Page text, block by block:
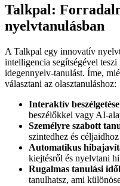
Talkpal:
nyelvtanulásban
A Talkpal egy innovatív
intelligencia segítségével teszi
idegennyelv-tanulást. Íme,
választani az olasztanuláshoz:
Interaktív
beszélőkkel vagy AI-
Személyre szabott
szintedhez és
Automatikus
kiejtésről és nyelvtani
Rugalmas tanulási
tanulhatsz, ami